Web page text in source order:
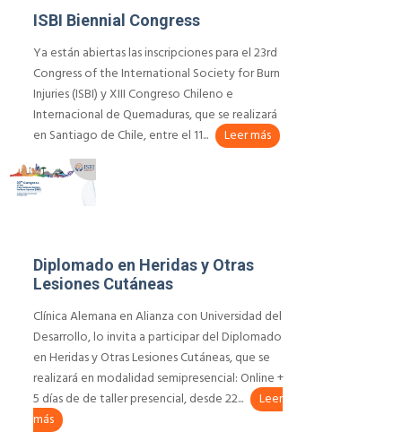
ISBI Biennial Congress
Ya están abiertas las inscripciones para el 23rd
Congress of the International Society for Burn
Injuries (ISBI) y XIII Congreso Chileno e
Internacional de Quemaduras, que se realizará
en Santiago de Chile, entre el 11...
Leer más
Diplomado en Heridas y Otras
Lesiones Cutáneas
Clínica Alemana en Alianza con Universidad del
Desarrollo, lo invita a participar del Diplomado
en Heridas y Otras Lesiones Cutáneas, que se
realizará en modalidad semipresencial: Online +
5 días de de taller presencial, desde 22...
Leer
más